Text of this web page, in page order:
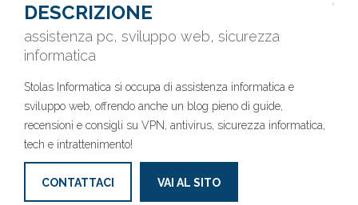
DESCRIZIONE
assistenza pc, sviluppo web, sicurezza
informatica
Stolas Informatica si occupa di assistenza informatica e
sviluppo web, offrendo anche un blog pieno di guide,
recensioni e consigli su VPN, antivirus, sicurezza informatica,
tech e intrattenimento!
CONTATTACI VAI AL SITO